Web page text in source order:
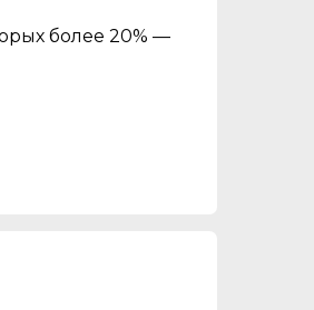
более 20% —